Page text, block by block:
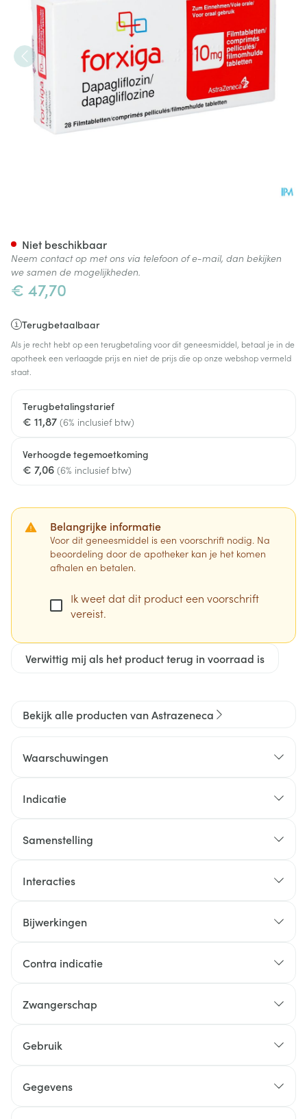
€ 47,70
Terugbetaalbaar
Als je recht hebt op een terugbetaling voor dit geneesmiddel, betaal je in de
apotheek een verlaagde prijs en niet de prijs die op onze webshop vermeld
staat.
Terugbetalingstarief
€ 11,87 (6% inclusief btw)
Verhoogde tegemoetkoming
€ 7,06 (6% inclusief btw)
Belangrijke informatie
Voor dit geneesmiddel is een voorschrift nodig. Na
beoordeling door de apotheker kan je het komen
afhalen en betalen.
Ik weet dat dit product een voorschrift
vereist.
Verwittig mij als het product terug in voorraad is
Niet beschikbaar
Neem contact op met ons via telefoon of e-mail, dan bekijken
we samen de mogelijkheden.
Bekijk alle producten van Astrazeneca
Waarschuwingen
Indicatie
Samenstelling
Interacties
Bijwerkingen
Contra indicatie
Zwangerschap
Gebruik
Gegevens